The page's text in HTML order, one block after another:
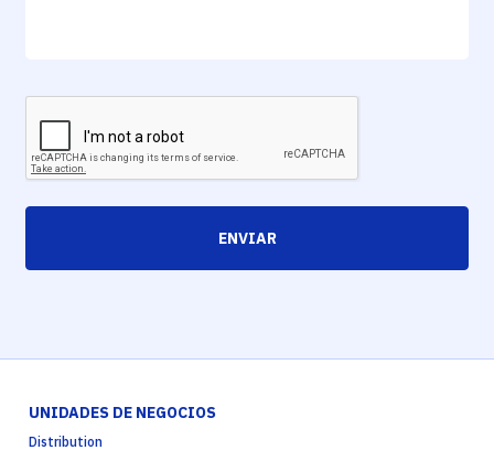
ENVIAR
UNIDADES DE NEGOCIOS
Distribution